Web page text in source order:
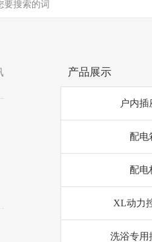
产品展示
户内插
配电
配电
XL动力
洗浴专用